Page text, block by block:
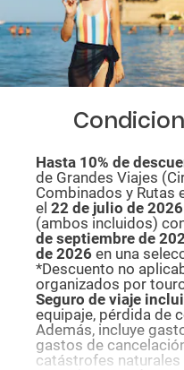
Hasta 10% de
de Grandes Viajes
Combinados y Rutas
el 22 de julio de 2026
(ambos incluidos)
de septiembre de
de 2026 en una
*Descuento no
organizados por
Seguro de viaje
equipaje, pérdida de
Además, incluye
gastos de
catástrofes naturales